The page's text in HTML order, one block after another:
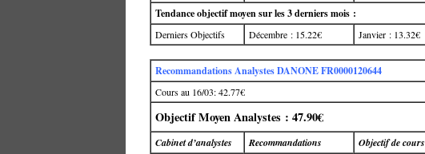
Tendance objectif moyen sur les 3 derniers mois :
Derniers Objectifs Décembre : 15.22€ Janvier : 13.32€
Recommandations Analystes DANONE FR0000120644
Cours au 16/03: 42.77€
Objectif Moyen Analystes : 47.90€
Cabinet d’analystes Recommandations Objectif de cours